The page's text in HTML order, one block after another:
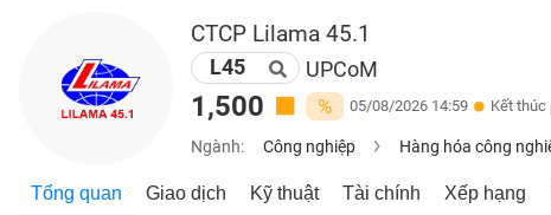
CTCP Lilama 45.1
L45 UPCoM
1,500 % 05/08/2026 14:59 Kết thúc
Ngành: Công nghiệp Hàng hóa công
Tổng quan Giao dịch Kỹ thuật Tài chính Xếp hạng
CHỨNG
KHOÁN
NGHIỆP